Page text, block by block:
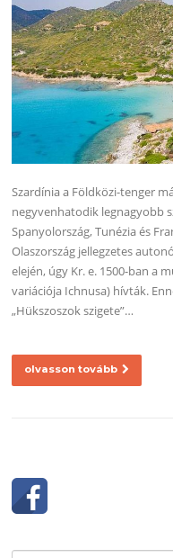
Szardínia a Földközi-tenger
negyvenhatodik legnagyobb
Spanyolország, Tunézia és
Olaszország jellegzetes
elején, úgy Kr. e. 1500-ban a
variációja Ichnusa) hívták.
„Hükszoszok szigete”…
olvasson tovább